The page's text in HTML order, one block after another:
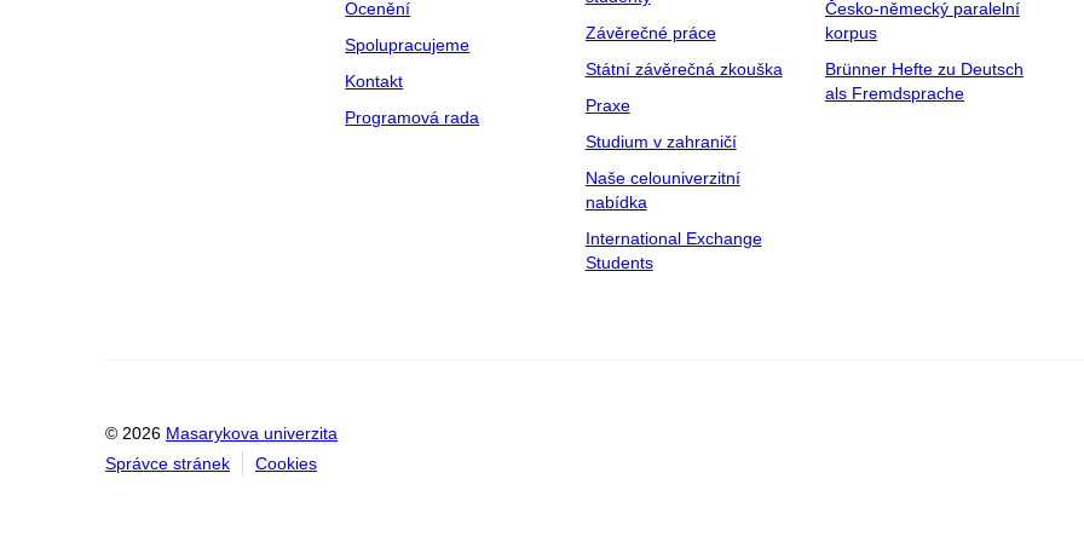
Ocenění
Spolupracujeme
Kontakt
Programová rada
Závěrečné práce
Státní závěrečná zkouška
Praxe
Studium v zahraničí
Naše celouniverzitní
nabídka
International Exchange
Students
Česko-německý paralelní
korpus
Brünner Hefte zu Deutsch
als Fremdsprache
© 2026 Masarykova univerzita
Správce stránek
Cookies